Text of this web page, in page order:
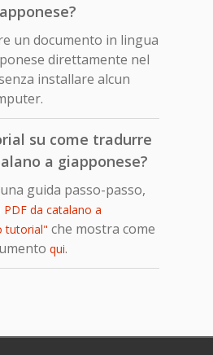
un documento in lingua
direttamente nel
installare alcun
su come tradurre
a giapponese?
guida passo-passo,
da catalano a
tutorial" che mostra come
qui.